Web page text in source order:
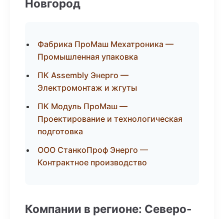
Новгород
Фабрика ПроМаш Мехатроника —
Промышленная упаковка
ПК Assembly Энерго —
Электромонтаж и жгуты
ПК Модуль ПроМаш —
Проектирование и технологическая
подготовка
ООО СтанкоПроф Энерго —
Контрактное производство
Компании в регионе: Северо-